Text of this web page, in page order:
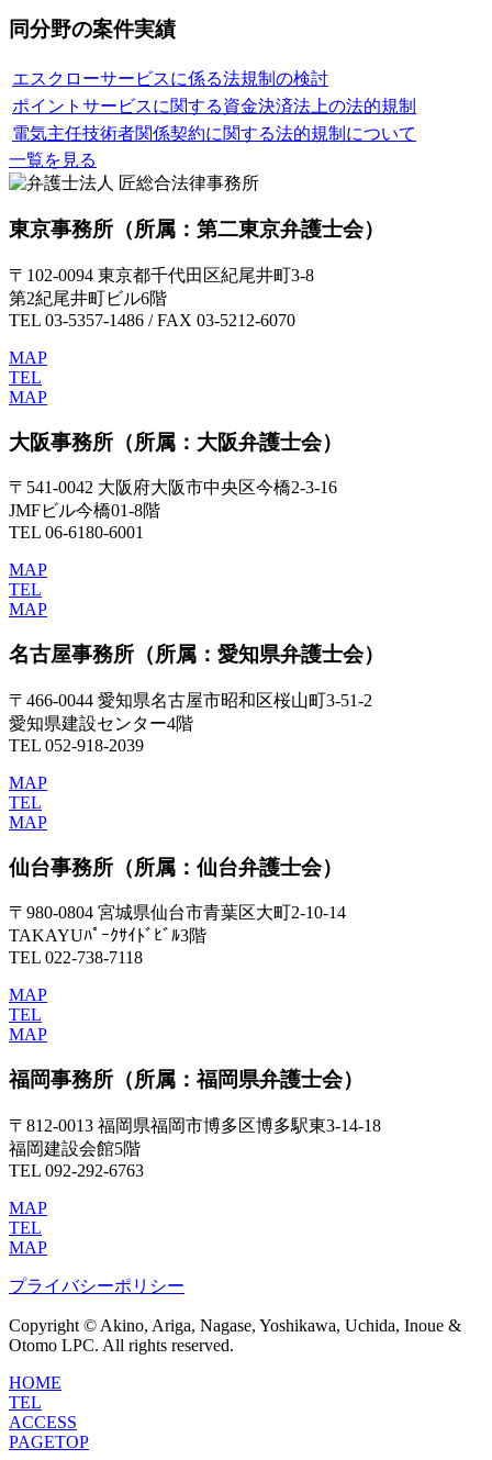
同分野の案件実績
エスクローサービスに係る法規制の検討
ポイントサービスに関する資金決済法上の法的規制
電気主任技術者関係契約に関する法的規制について
一覧を見る
東京事務所 （所属：第二東京弁護士会）
〒102-0094 東京都千代田区紀尾井町3-8
第2紀尾井町ビル6階
TEL 03-5357-1486 / FAX 03-5212-6070
MAP
TEL
MAP
大阪事務所 （所属：大阪弁護士会）
〒541-0042 大阪府大阪市中央区今橋2-3-16
JMFビル今橋01-8階
TEL 06-6180-6001
MAP
TEL
MAP
名古屋事務所 （所属：愛知県弁護士会）
〒466-0044 愛知県名古屋市昭和区桜山町3-51-2
愛知県建設センター4階
TEL 052-918-2039
MAP
TEL
MAP
仙台事務所 （所属：仙台弁護士会）
〒980-0804 宮城県仙台市青葉区大町2-10-14
TAKAYUﾊﾟｰｸｻｲﾄﾞﾋﾞﾙ3階
TEL 022-738-7118
MAP
TEL
MAP
福岡事務所 （所属：福岡県弁護士会）
〒812-0013 福岡県福岡市博多区博多駅東3-14-18
福岡建設会館5階
TEL 092-292-6763
MAP
TEL
MAP
プライバシーポリシー
Copyright © Akino, Ariga, Nagase, Yoshikawa, Uchida, Inoue &
Otomo LPC. All rights reserved.
HOME
TEL
ACCESS
PAGETOP